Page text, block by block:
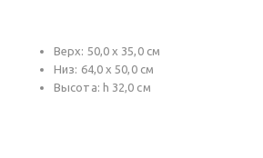
Верх: 50,0 х 35,0 см
Низ: 64,0 х 50,0 см
Высота: h 32,0 см